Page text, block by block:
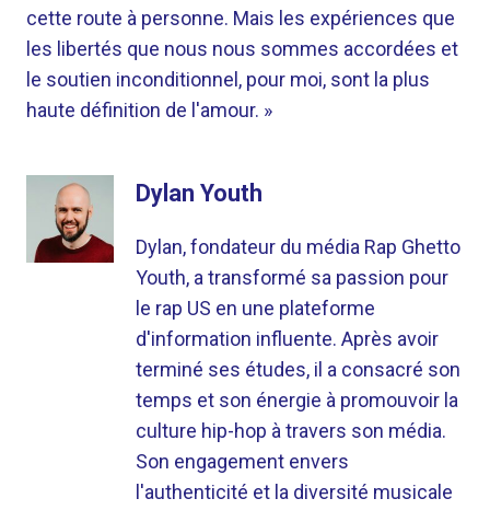
cette route à personne. Mais les expériences que
les libertés que nous nous sommes accordées et
le soutien inconditionnel, pour moi, sont la plus
haute définition de l'amour. »
Dylan Youth
Dylan, fondateur du média Rap Ghetto
Youth, a transformé sa passion pour
le rap US en une plateforme
d'information influente. Après avoir
terminé ses études, il a consacré son
temps et son énergie à promouvoir la
culture hip-hop à travers son média.
Son engagement envers
l'authenticité et la diversité musicale